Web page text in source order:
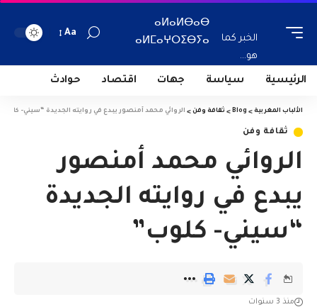
الخبر كما
هو...
ⴰⵍⴰⵍⴱⴰⴱ
ⴰⵍⵎⴰⵖⵔⵉⴱⵢⴰ
Aa
الرئيسية سياسة جهات اقتصاد حوادث
الألباب المغربية >
Blog
> ثقافة وفن > الروائي محمد أمنصور يبدع في روايته الجديدة “سيني-
ثقافة وفن
الروائي محمد أمنصور
يبدع في روايته الجديدة
“سيني- كلوب”
منذ 3 سنوات